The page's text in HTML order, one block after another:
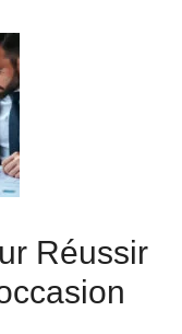
Réussir